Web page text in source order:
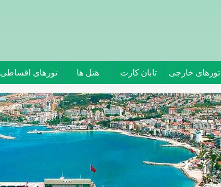
تورهای خارجی تابان کارت هتل ها تورهای اقساطی